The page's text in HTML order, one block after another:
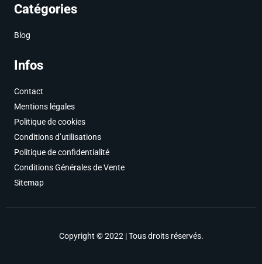
Catégories
Blog
Infos
Contact
Mentions légales
Politique de cookies
Conditions d’utilisations
Politique de confidentialité
Conditions Générales de Vente
Sitemap
Copyright © 2022 | Tous droits réservés.